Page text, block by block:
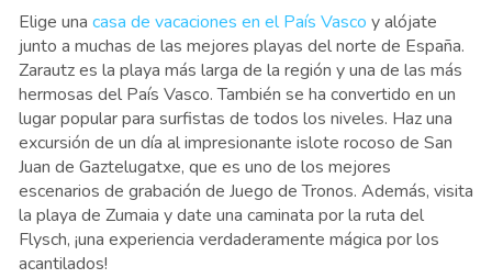
Elige una casa de vacaciones en el País Vasco y alójate
junto a muchas de las mejores playas del norte de España.
Zarautz es la playa más larga de la región y una de las más
hermosas del País Vasco. También se ha convertido en un
lugar popular para surfistas de todos los niveles. Haz una
excursión de un día al impresionante islote rocoso de San
Juan de Gaztelugatxe, que es uno de los mejores
escenarios de grabación de Juego de Tronos. Además, visita
la playa de Zumaia y date una caminata por la ruta del
Flysch, ¡una experiencia verdaderamente mágica por los
acantilados!